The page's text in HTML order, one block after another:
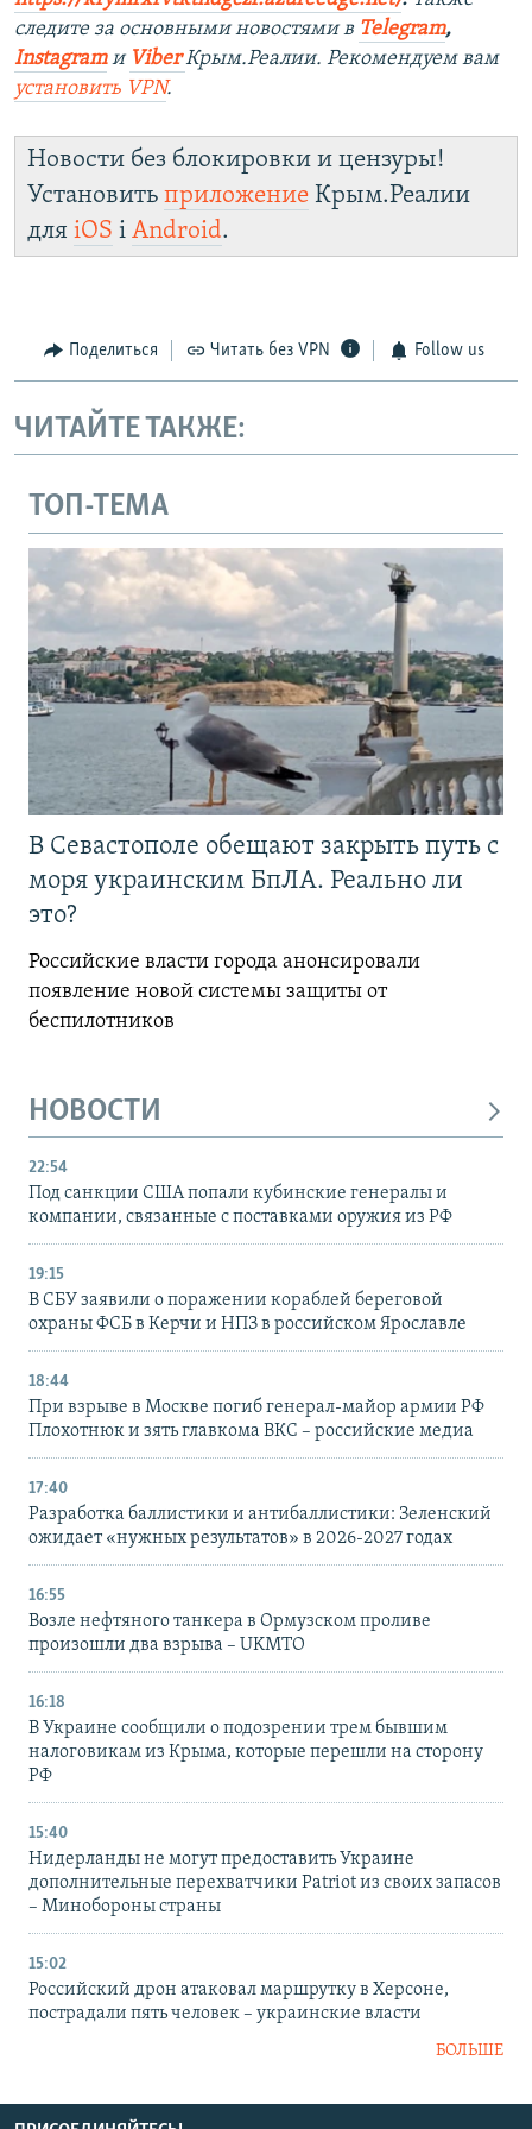
следите за основными новостями в Telegram,
Instagram и ViberКрым.Реалии. Рекомендуем вам
установить VPN.
Новости без блокировки и цензуры!
Установить приложение Крым.Реалии
для iOS і Android.
Поделиться Читать без VPN Follow us
ЧИТАЙТЕ ТАКЖЕ:
ТОП-ТЕМА
В Севастополе обещают закрыть путь с
моря украинским БпЛА. Реально ли
это?
Российские власти города анонсировали
появление новой системы защиты от
беспилотников
НОВОСТИ
22:54
Под санкции США попали кубинские генералы и
компании, связанные с поставками оружия из РФ
19:15
В СБУ заявили о поражении кораблей береговой
охраны ФСБ в Керчи и НПЗ в российском Ярославле
18:44
При взрыве в Москве погиб генерал-майор армии РФ
Плохотнюк и зять главкома ВКС – российские медиа
17:40
Разработка баллистики и антибаллистики: Зеленский
ожидает «нужных результатов» в 2026-2027 годах
16:55
Возле нефтяного танкера в Ормузском проливе
произошли два взрыва – UKMTO
16:18
В Украине сообщили о подозрении трем бывшим
налоговикам из Крыма, которые перешли на сторону
РФ
15:40
Нидерланды не могут предоставить Украине
дополнительные перехватчики Patriot из своих запасов
– Минобороны страны
15:02
Российский дрон атаковал маршрутку в Херсоне,
пострадали пять человек – украинские власти
БОЛЬШЕ